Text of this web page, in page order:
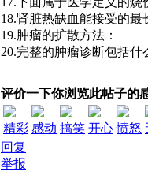
18.肾脏热缺血能接受的最
19.肿瘤的扩散方法：
20.完整的肿瘤诊断包括什
评价一下你浏览此帖子的
精彩 感动 搞笑 开心 愤怒
回复
举报